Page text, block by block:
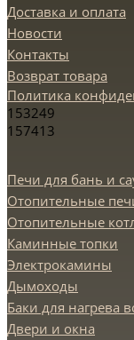
Доставка и оплата
Новости
Контакты
Возврат товара
Политика
153249
157413
Печи для бань и
Отопительные
Отопительные
Каминные топки
Электрокамины
Дымоходы
Баки для нагрева
Двери и окна